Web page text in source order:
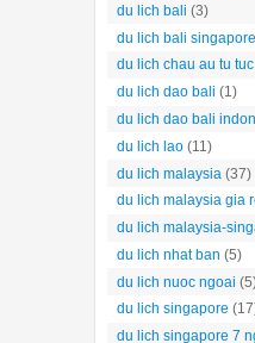
du lich bali (3)
du lich bali
du lich chau au tu tuc
du lich dao bali (1)
du lich dao bali
du lich lao (11)
du lich malaysia (37)
du lich malaysia gia
du lich malaysia-
du lich nhat ban (5)
du lich nuoc ngoai
du lich singapore
du lich singapore 7